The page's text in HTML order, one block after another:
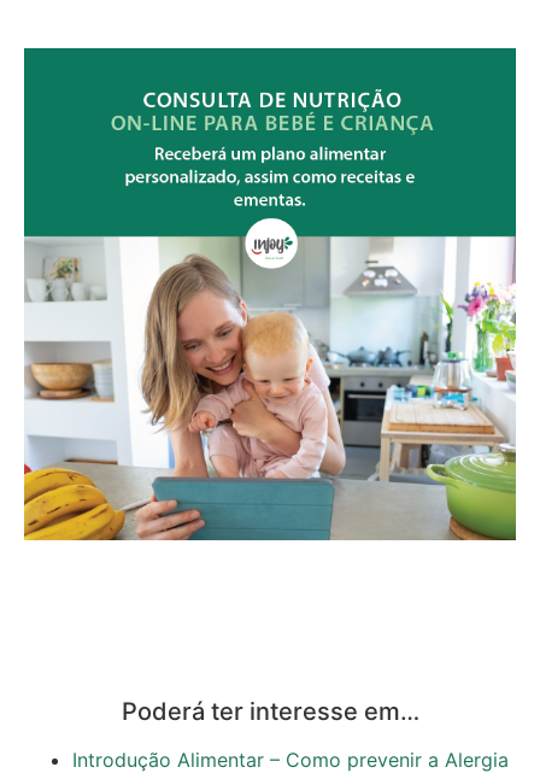
Poderá ter interesse em…
Introdução Alimentar – Como prevenir a Alergia